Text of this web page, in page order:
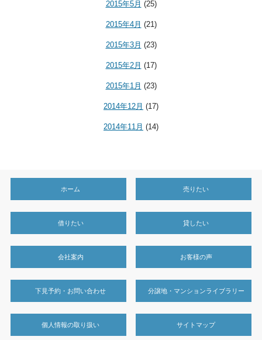
2015年5月 (25)
2015年4月 (21)
2015年3月 (23)
2015年2月 (17)
2015年1月 (23)
2014年12月 (17)
2014年11月 (14)
ホーム 売りたい
借りたい 貸したい
会社案内 お客様の声
下見予約・お問い合わせ 分譲地・マンションライブラリー
個人情報の取り扱い サイトマップ